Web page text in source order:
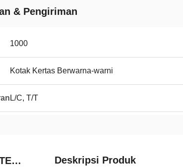
& Pengiriman
1000
Kotak Kertas Berwarna-warni
L/C, T/T
PRODUK-PRODUK TERKAIT Deskripsi Produk